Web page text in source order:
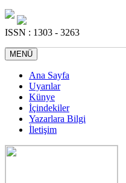
ISSN : 1303 - 3263
MENÜ
Ana Sayfa
Uyarılar
Künye
İçindekiler
Yazarlara Bilgi
İletişim